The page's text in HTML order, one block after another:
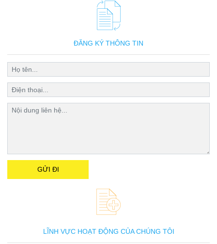
ĐĂNG KÝ THÔNG TIN
LĨNH VỰC HOẠT ĐỘNG CỦA CHÚNG TÔI